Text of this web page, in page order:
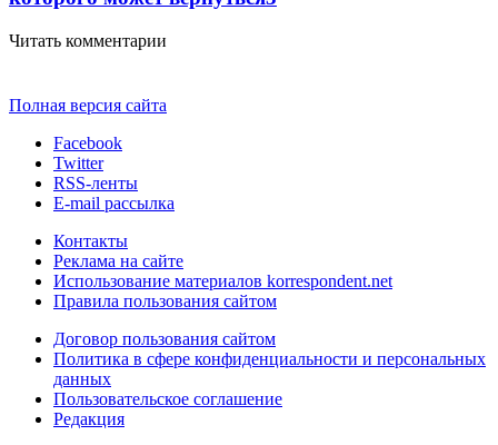
Читать комментарии
Полная версия сайта
Facebook
Twitter
RSS-ленты
E-mail рассылка
Контакты
Реклама на сайте
Использование материалов korrespondent.net
Правила пользования сайтом
Договор пользования сайтом
Политика в сфере конфиденциальности и персональных
данных
Пользовательское соглашение
Редакция